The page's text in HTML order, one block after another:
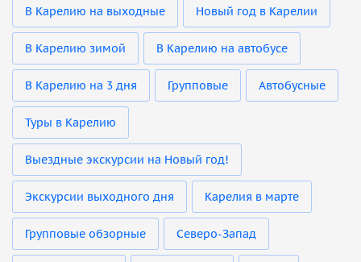
В Карелию на выходные Новый год в Карелии
В Карелию зимой В Карелию на автобусе
В Карелию на 3 дня Групповые Автобусные
Туры в Карелию
Выездные экскурсии на Новый год!
Экскурсии выходного дня Карелия в марте
Групповые обзорные Северо-Запад